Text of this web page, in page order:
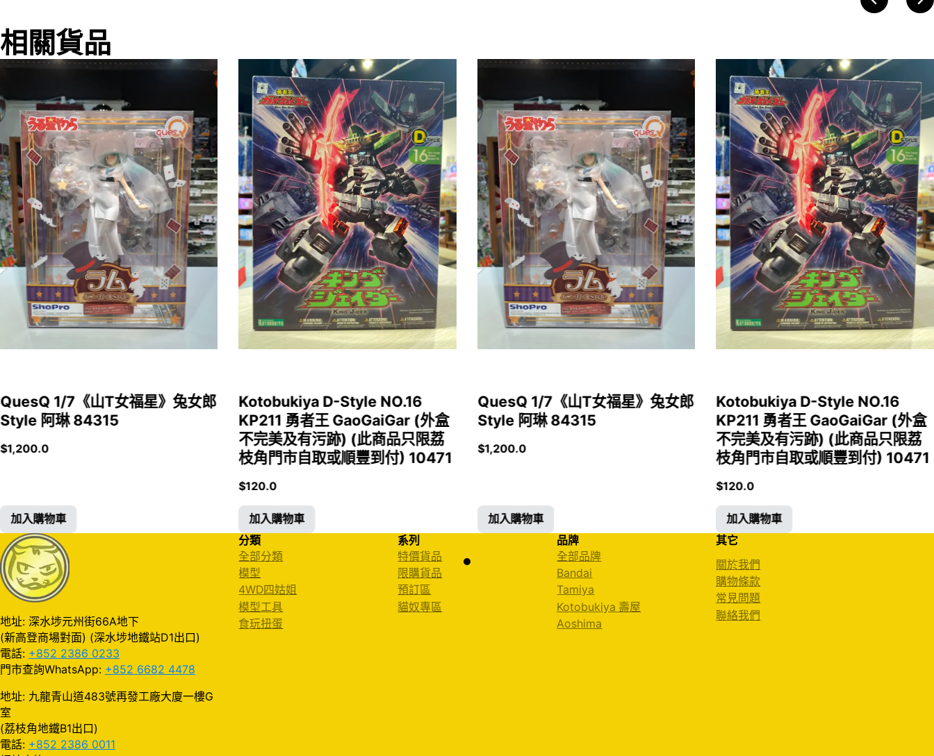
相關貨品
QuesQ 1/7《山T女福星》兔女郎
Style 阿琳 84315
$1,200.0
加入購物車
Kotobukiya D-Style NO.16
KP211 勇者王 GaoGaiGar (外盒
不完美及有污跡) (此商品只限荔
枝角門市自取或順豐到付) 10471
$120.0
加入購物車
QuesQ 1/7《山T女福星》兔女郎
Style 阿琳 84315
$1,200.0
加入購物車
Kotobukiya D-Style NO.16
KP211 勇者王 GaoGaiGar (外盒
不完美及有污跡) (此商品只限荔
枝角門市自取或順豐到付) 10471
$120.0
加入購物車
地址: 深水埗元州街66A地下
(新高登商場對面) (深水埗地鐵站D1出口)
電話: +852 2386 0233
門市查詢WhatsApp: +852 6682 4478
地址: 九龍青山道483號再發工廠大廈一樓G
室
(荔枝角地鐵B1出口)
電話: +852 2386 0011
分類
全部分類
模型
4WD四姑姐
模型工具
食玩扭蛋
系列
特價貨品
限購貨品
預訂區
貓奴專區
品牌
全部品牌
Bandai
Tamiya
Kotobukiya 壽屋
Aoshima
其它
關於我們
購物條款
常見問題
聯絡我們